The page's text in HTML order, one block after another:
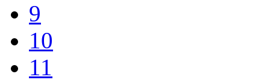
9
10
11